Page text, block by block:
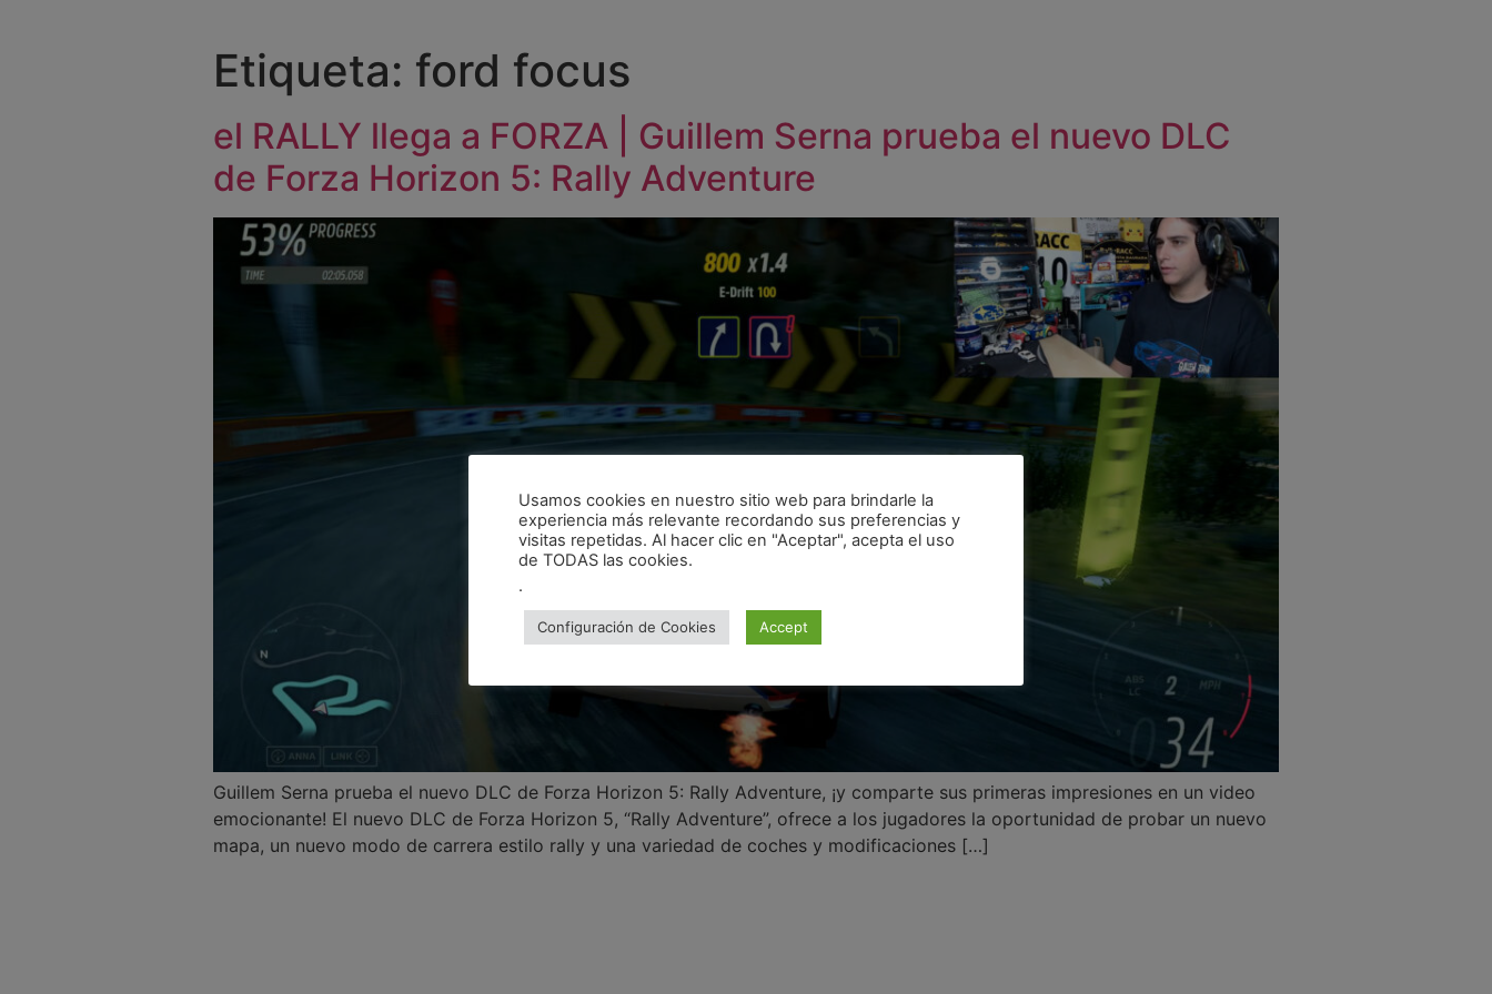
Etiqueta: ford focus
el RALLY llega a FORZA | Guillem Serna prueba el nuevo DLC
de Forza Horizon 5: Rally Adventure
Guillem Serna prueba el nuevo DLC de Forza Horizon 5: Rally Adventure, ¡y comparte sus primeras impresiones en un video
emocionante! El nuevo DLC de Forza Horizon 5, “Rally Adventure”, ofrece a los jugadores la oportunidad de probar un nuevo
mapa, un nuevo modo de carrera estilo rally y una variedad de coches y modificaciones […]
Usamos cookies en nuestro sitio web para brindarle la
experiencia más relevante recordando sus preferencias y
visitas repetidas. Al hacer clic en "Aceptar", acepta el uso
de TODAS las cookies.
.
Configuración de Cookies Accept